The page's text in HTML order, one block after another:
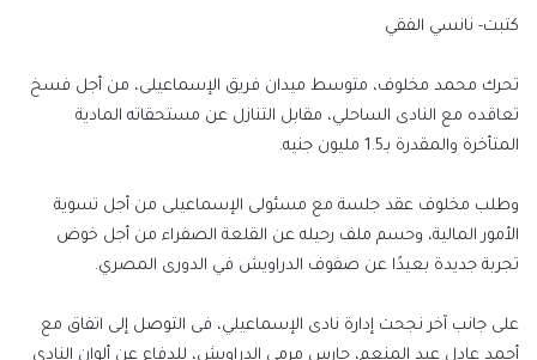
كتبت- نانسي الفقي
تحرك محمد مخلوف، متوسط ميدان فريق الإسماعيلى، من أجل فسخ
تعاقده مع النادى الساحلي، مقابل التنازل عن مستحقاته المادية
المتأخرة والمقدرة بـ1.5 مليون جنيه.
وطلب مخلوف عقد جلسة مع مسئولى الإسماعيلى من أجل تسوية
الأمور المالية، وحسم ملف رحيله عن القلعة الصفراء من أجل خوض
تجربة جديدة بعيدًا عن صفوف الدراويش في الدورى المصري.
على جانب آخر نجحت إدارة نادى الإسماعيلي، فى التوصل إلى اتفاق مع
أحمد عادل عبد المنعم، حارس مرمى الدراويش، للدفاع عن ألوان النادي